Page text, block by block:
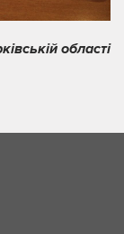
області